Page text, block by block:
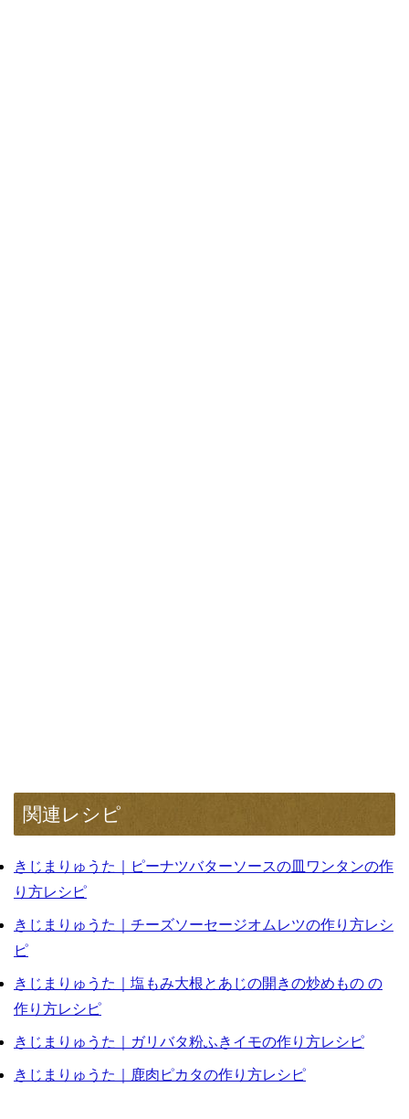
関連レシピ
きじまりゅうた｜ピーナツバターソースの皿ワンタンの作
り方レシピ
きじまりゅうた｜チーズソーセージオムレツの作り方レシ
ピ
きじまりゅうた｜塩もみ大根とあじの開きの炒めもの の
作り方レシピ
きじまりゅうた｜ガリバタ粉ふきイモの作り方レシピ
きじまりゅうた｜鹿肉ピカタの作り方レシピ